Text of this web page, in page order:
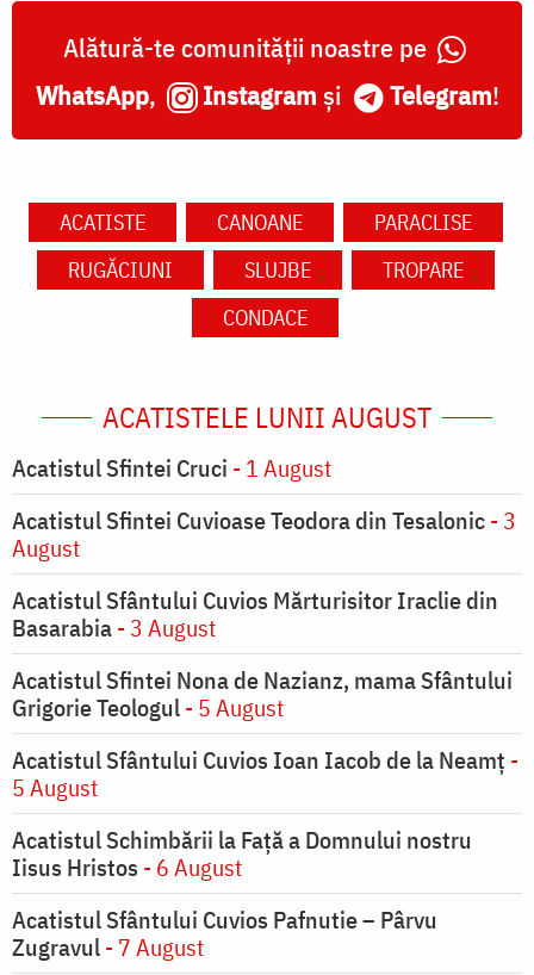
Alătură-te comunității noastre pe
WhatsApp, Instagram și Telegram!
ACATISTE CANOANE
PARACLISE
RUGĂCIUNI
SLUJBE
TROPARE
CONDACE
ACATISTELE LUNII AUGUST
Acatistul Sfintei Cruci - 1 August
Acatistul Sfintei Cuvioase Teodora din Tesalonic- 3
August
Acatistul Sfântului Cuvios Mărturisitor Iraclie din
Basarabia- 3 August
Acatistul Sfintei Nona de Nazianz, mama Sfântului
Grigorie Teologul- 5 August
Acatistul Sfântului Cuvios Ioan Iacob de la Neamț -
5 August
Acatistul Schimbării la Faţă a Domnului nostru
Iisus Hristos - 6 August
Acatistul Sfântului Cuvios Pafnutie – Pârvu
Zugravul- 7 August